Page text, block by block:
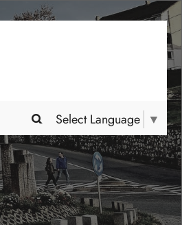
Select Language ▼